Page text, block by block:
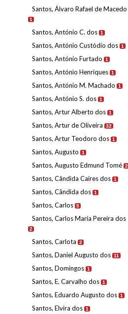
Santos, Álvaro Rafael de Macedo
1
Santos, António C. dos 1
Santos, António Custódio dos 1
Santos, António Furtado 1
Santos, António Henriques 1
Santos, António M. Machado 1
Santos, António S. dos 1
Santos, Artur Alberto dos 1
Santos, Artur de Oliveira 32
Santos, Artur Teodoro dos 1
Santos, Augusto 1
Santos, Augusto Edmund Tomé 2
Santos, Cândida Caires dos 1
Santos, Cândida dos 1
Santos, Carlos 5
Santos, Carlos Maria Pereira dos
2
Santos, Carlota 2
Santos, Daniel Augusto dos 11
Santos, Domingos 1
Santos, E. Carvalho dos 1
Santos, Eduardo Augusto dos 1
Santos, Elvira dos 1